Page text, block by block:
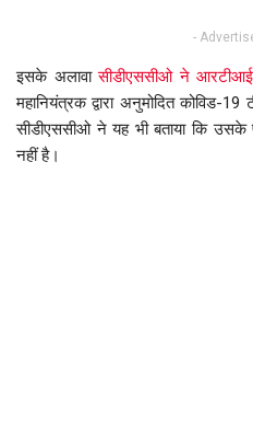
-
इसके अलावासीडीएससीओ ने
महानियंत्रक द्वारा अनुमोदित कोविड-
सीडीएससीओ ने यह भी बताया कि उसके
नहीं है।